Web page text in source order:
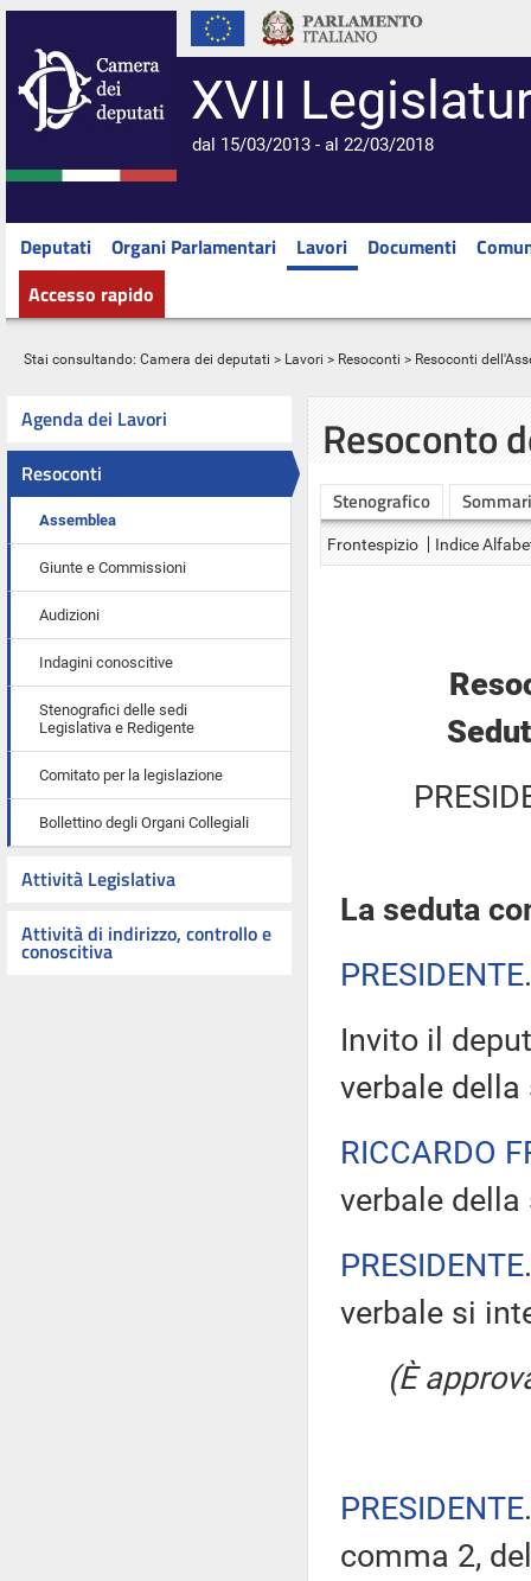
XVII
dal 15/03/2013 - al 22/03/2018
Deputati Organi Parlamentari Lavori Documenti
Accesso rapido
Stai consultando: Camera dei deputati > Lavori > Resoconti > Resoconti
Agenda dei Lavori
Resoconti
Assemblea
Giunte e Commissioni
Audizioni
Indagini conoscitive
Stenografici delle sedi
Legislativa e Redigente
Comitato per la legislazione
Bollettino degli Organi Collegiali
Attività Legislativa
Attività di indirizzo, controllo e
conoscitiva
Resoconto
Stenografico
Frontespizio Indice
La seduta
PRESIDENTE
Invito il
verbale della
RICCARDO
verbale
PRESIDENTE
verbale si
(È
PRESIDENTE
comma 2,